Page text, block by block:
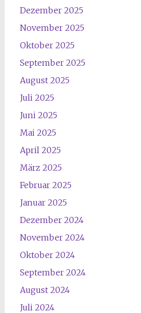
Dezember 2025
November 2025
Oktober 2025
September 2025
August 2025
Juli 2025
Juni 2025
Mai 2025
April 2025
März 2025
Februar 2025
Januar 2025
Dezember 2024
November 2024
Oktober 2024
September 2024
August 2024
Juli 2024